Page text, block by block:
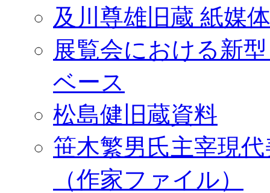
及川尊雄旧蔵 紙媒
展覧会における新
ベース
松島健旧蔵資料
笹木繁男氏主宰現
（作家ファイル）